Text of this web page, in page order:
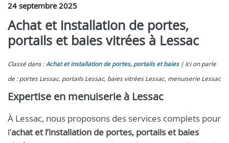
24 septembre 2025
Achat et installation de portes,
portails et baies vitrées à Lessac
Classé dans :Achat et installation de portes, portails et baies
Ici on parle
de : portes Lessac, portails Lessac, baies vitrées Lessac, menuiserie Lessac
Expertise en menuiserie à Lessac
À Lessac, nous proposons des services complets pour
l’achat et l’installation de portes, portails et baies